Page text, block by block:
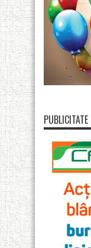
PUBLICITATE